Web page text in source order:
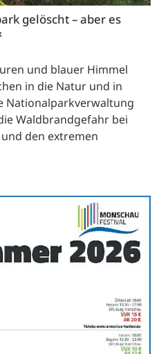
gelöscht – aber es
und blauer Himmel
in die Natur und in
Nationalparkverwaltung
Waldbrandgefahr bei
den extremen